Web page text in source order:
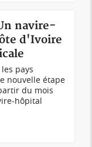
navire-
d'Ivoire
pays
nouvelle étape
du mois
hôpital